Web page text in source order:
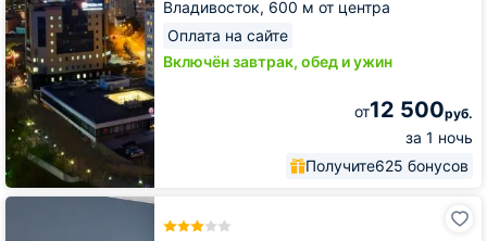
Владивосток, 600 м от центра
Оплата на сайте
Включён завтрак, обед и ужин
от12 500руб.
за 1 ночь
Получите625 бонусов
Отель